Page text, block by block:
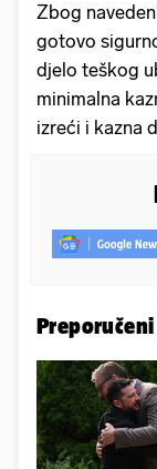
Zbog
gotovo
djelo teškog
minimalna
izreći i kazna